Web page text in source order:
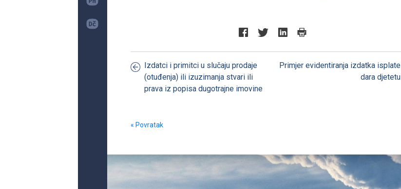
Izdatci i primitci u slučaju prodaje
(otuđenja) ili izuzimanja stvari ili
prava iz popisa dugotrajne imovine
Primjer evidentiranja izdatka isplate
dara djetetu
« Povratak